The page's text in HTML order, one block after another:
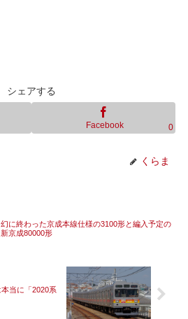
シェアする
Facebook 0
くらま
幻に終わった京成本線仕様の3100形と編入予定の
新京成80000形
当に「2020系